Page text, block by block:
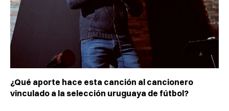
¿Qué aporte hace esta canción al cancionero
vinculado a la selección uruguaya de fútbol?